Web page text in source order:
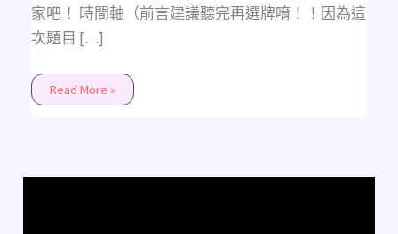
家吧！ 時間軸（前言建議聽完再選牌唷！！因為這
次題目 […]
Read More »